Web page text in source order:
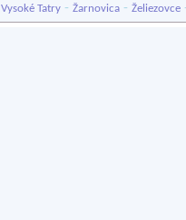
Vysoké Tatry - Žarnovica - Želiezovce